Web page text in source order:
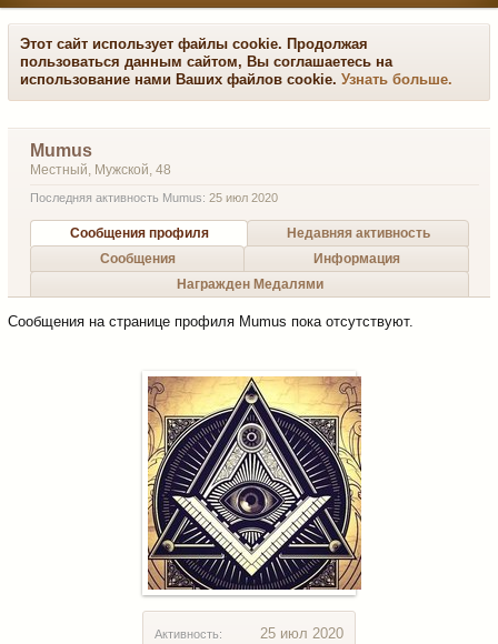
Этот сайт использует файлы cookie. Продолжая
пользоваться данным сайтом, Вы соглашаетесь на
использование нами Ваших файлов cookie. Узнать больше.
Активность: 25 июл 2020
Mumus
Местный, Мужской, 48
Последняя активность Mumus: 25 июл 2020
Сообщения профиля
Недавняя активность
Сообщения
Информация
Награжден Медалями
Сообщения на странице профиля Mumus пока отсутствуют.